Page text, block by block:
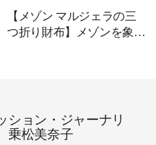
【メゾン マルジェラの三
つ折り財布】メゾンを象徴
ション・ジャーナリ
乗松美奈子